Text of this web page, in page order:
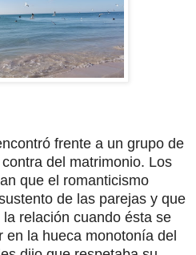
frente a un grupo de
del matrimonio. Los
que el romanticismo
de las parejas y que
relación cuando ésta se
la hueca monotonía del